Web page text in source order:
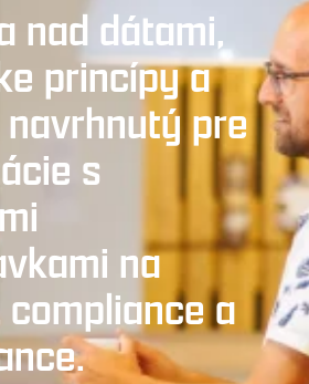
nad dátami,
princípy a
pre
s
na
a